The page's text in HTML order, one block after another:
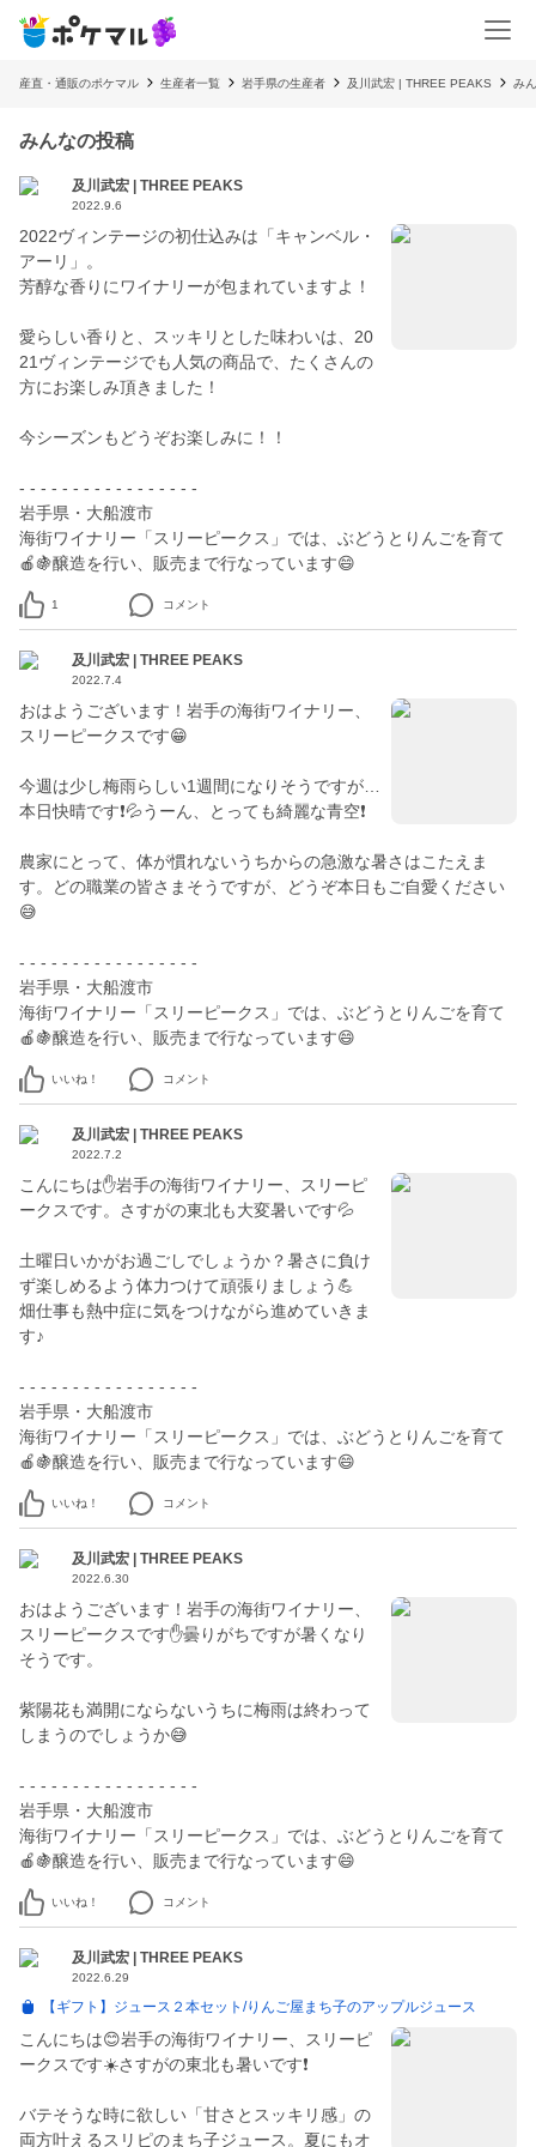
産直・通販のポケマル 生産者一覧 岩手県の生産者 及川武宏 | THREE PEAKS み
みんなの投稿
及川武宏 | THREE PEAKS
2022.9.6
2022ヴィンテージの初仕込みは「キャンベル・
アーリ」。
芳醇な香りにワイナリーが包まれていますよ！
愛らしい香りと、スッキリとした味わいは、20
21ヴィンテージでも人気の商品で、たくさんの
方にお楽しみ頂きました！
今シーズンもどうぞお楽しみに！！
- - - - - - - - - - - - - - - - -
岩手県・大船渡市
海街ワイナリー「スリーピークス」では、ぶどうとりんごを育て
🍎🍇醸造を行い、販売まで行なっています😄
1 コメント
及川武宏 | THREE PEAKS
2022.7.4
おはようございます！岩手の海街ワイナリー、
スリーピークスです😁
今週は少し梅雨らしい1週間になりそうですが…
本日快晴です❗️💦うーん、とっても綺麗な青空❗
農家にとって、体が慣れないうちからの急激な暑さはこたえま
す。どの職業の皆さまそうですが、どうぞ本日もご自愛ください
😅
- - - - - - - - - - - - - - - - -
岩手県・大船渡市
海街ワイナリー「スリーピークス」では、ぶどうとりんごを育て
🍎🍇醸造を行い、販売まで行なっています😄
いいね！ コメント
及川武宏 | THREE PEAKS
2022.7.2
こんにちは✋岩手の海街ワイナリー、スリーピ
ークスです。さすがの東北も大変暑いです💦
土曜日いかがお過ごしでしょうか？暑さに負け
ず楽しめるよう体力つけて頑張りましょう💪
畑仕事も熱中症に気をつけながら進めていきま
す♪
- - - - - - - - - - - - - - - - -
岩手県・大船渡市
海街ワイナリー「スリーピークス」では、ぶどうとりんごを育て
🍎🍇醸造を行い、販売まで行なっています😄
いいね！ コメント
及川武宏 | THREE PEAKS
2022.6.30
おはようございます！岩手の海街ワイナリー、
スリーピークスです✋曇りがちですが暑くなり
そうです。
紫陽花も満開にならないうちに梅雨は終わって
しまうのでしょうか😅
- - - - - - - - - - - - - - - - -
岩手県・大船渡市
海街ワイナリー「スリーピークス」では、ぶどうとりんごを育て
🍎🍇醸造を行い、販売まで行なっています😄
いいね！ コメント
及川武宏 | THREE PEAKS
2022.6.29
【ギフト】ジュース２本セット/りんご屋まち子のアップルジュース
こんにちは😊岩手の海街ワイナリー、スリーピ
ークスです☀️さすがの東北も暑いです❗️
バテそうな時に欲しい「甘さとスッキリ感」の
両方叶えるスリピのまち子ジュース。夏にもオ